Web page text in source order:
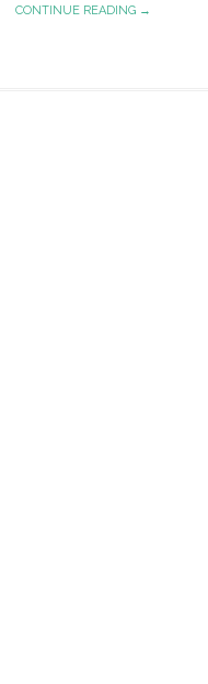
CONTINUE READING →